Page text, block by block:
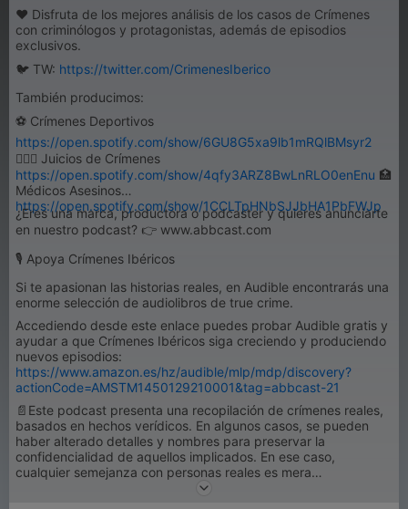
♥️ Disfruta de los mejores análisis de los casos de Crímenes
con criminólogos y protagonistas, además de episodios
exclusivos.
🐦 TW: https://twitter.com/CrimenesIberico
También producimos:
⚽ Crímenes Deportivos
https://open.spotify.com/show/6GU8G5xa9lb1mRQlBMsyr2
👩🏼‍⚖️ Juicios de Crímenes
https://open.spotify.com/show/4qfy3ARZ8BwLnRLO0enEnu
Médicos Asesinos
https://open.spotify.com/show/1CCLTpHNbSJJbHA1PbFWJp
¿Eres una marca, productora o podcaster y quieres anunciarte
en nuestro podcast? 👉 www.abbcast.com
🎙 Apoya Crímenes Ibéricos
Si te apasionan las historias reales, en Audible encontrarás una
enorme selección de audiolibros de true crime.
Accediendo desde este enlace puedes probar Audible gratis y
ayudar a que Crímenes Ibéricos siga creciendo y produciendo
nuevos episodios:
https://www.amazon.es/hz/audible/mlp/mdp/discovery?
actionCode=AMSTM1450129210001&tag=abbcast-21
📄Este podcast presenta una recopilación de crímenes reales,
basados en hechos verídicos. En algunos casos, se pueden
haber alterado detalles y nombres para preservar la
confidencialidad de aquellos implicados. En ese caso,
cualquier semejanza con personas reales es mera
coincidencia. PROPIEDAD INTELECTUAL Todos los contenidos,